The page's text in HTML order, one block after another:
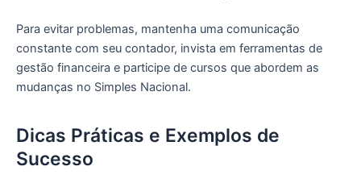
Para evitar problemas, mantenha uma comunicação
constante com seu contador, invista em ferramentas de
gestão financeira e participe de cursos que abordem as
mudanças no Simples Nacional.
Dicas Práticas e Exemplos de
Sucesso